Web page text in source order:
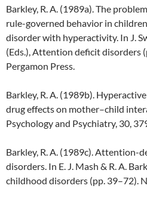
Barkley, R. A. (1989a). The
rule-governed behavior in
disorder with hyperactivity. In J.
(Eds.), Attention deficit disorders
Pergamon Press.
Barkley, R. A. (1989b).
drug effects on mother–child
Psychology and Psychiatry, 30,
Barkley, R. A. (1989c). Attention-
disorders. In E. J. Mash & R. A.
childhood disorders (pp. 39–72).